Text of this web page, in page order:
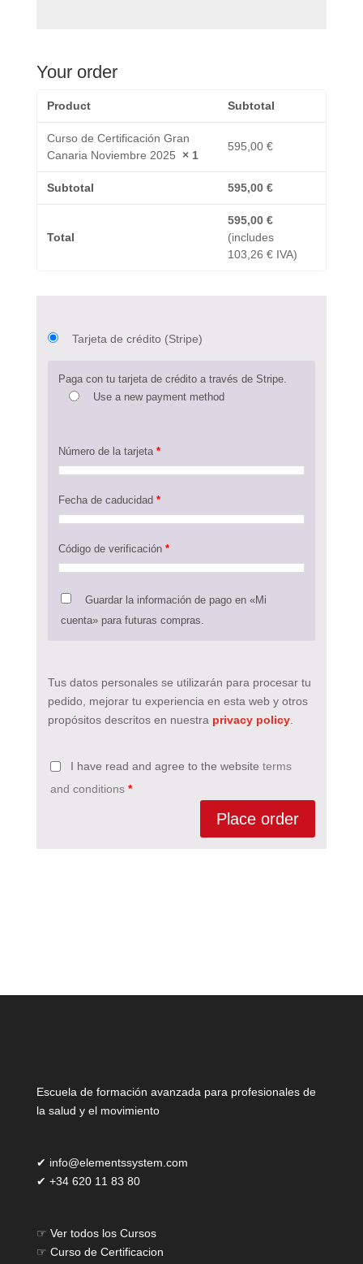
Your order
Product Subtotal
Curso de Certificación Gran
Canaria Noviembre 2025 × 1
595,00 €
Subtotal 595,00 €
Total
595,00 €
(includes
103,26 €IVA)
Tarjeta de crédito (Stripe)
Paga con tu tarjeta de crédito a través de Stripe.
Use a new payment method
Número de la tarjeta *
Fecha de caducidad *
Código de verificación *
Guardar la información de pago en «Mi
cuenta» para futuras compras.
Tus datos personales se utilizarán para procesar tu
pedido, mejorar tu experiencia en esta web y otros
propósitos descritos en nuestra privacy policy.
I have read and agree to the website terms
and conditions *
Place order
Escuela de formación avanzada para profesionales de
la salud y el movimiento
✔ info@elementssystem.com
✔ +34 620 11 83 80
☞ Ver todos los Cursos
☞ Curso de Certificacion